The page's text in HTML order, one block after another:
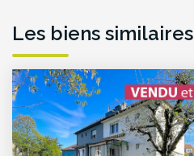
Les biens similaires